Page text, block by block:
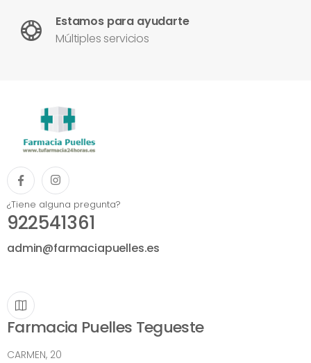
Estamos para ayudarte
Múltiples servicios
¿Tiene alguna pregunta?
922541361
admin@farmaciapuelles.es
Farmacia Puelles Tegueste
CARMEN, 20